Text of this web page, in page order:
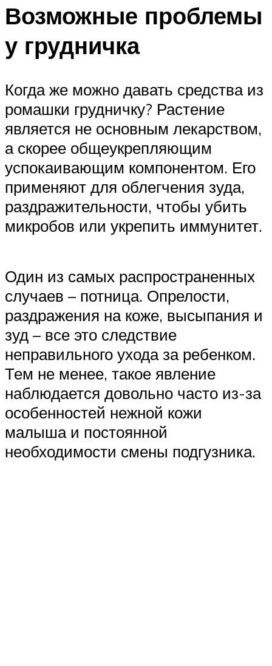
Возможные проблемы
у грудничка
Когда же можно давать средства из
ромашки грудничку? Растение
является не основным лекарством,
а скорее общеукрепляющим
успокаивающим компонентом. Его
применяют для облегчения зуда,
раздражительности, чтобы убить
микробов или укрепить иммунитет.
Один из самых распространенных
случаев – потница. Опрелости,
раздражения на коже, высыпания и
зуд – все это следствие
неправильного ухода за ребенком.
Тем не менее, такое явление
наблюдается довольно часто из-за
особенностей нежной кожи
малыша и постоянной
необходимости смены подгузника.